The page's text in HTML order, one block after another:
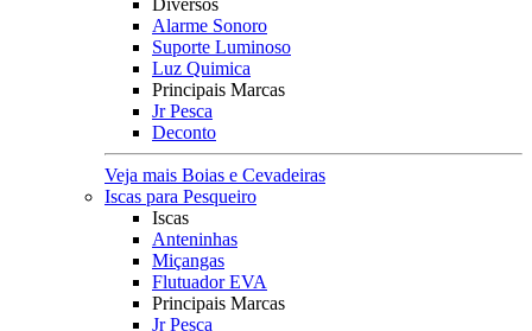
Diversos
Alarme Sonoro
Suporte Luminoso
Luz Quimica
Principais Marcas
Jr Pesca
Deconto
Veja mais Boias e Cevadeiras
Iscas para Pesqueiro
Iscas
Anteninhas
Miçangas
Flutuador EVA
Principais Marcas
Jr Pesca